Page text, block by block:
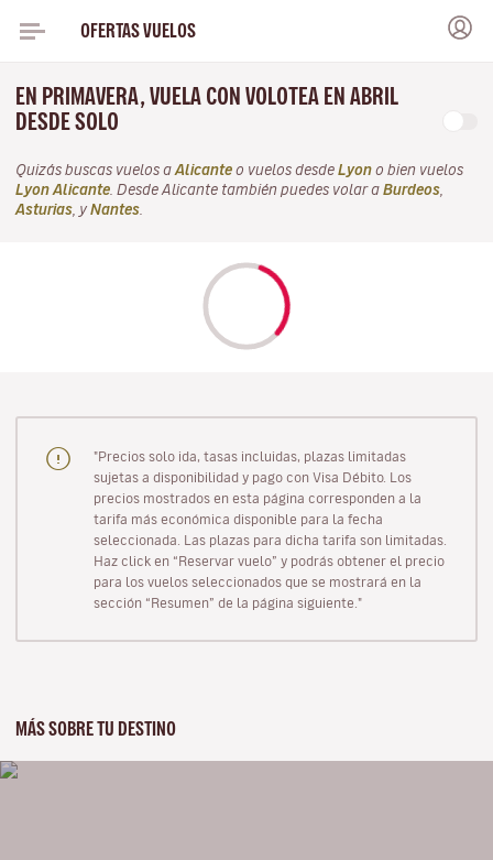
OFERTAS VUELOS
EN PRIMAVERA, VUELA CON VOLOTEA EN ABRIL
DESDE SOLO
Quizás buscas vuelos a Alicante o vuelos desde Lyon o bien vuelos
Lyon Alicante . Desde Alicante también puedes volar a Burdeos
Asturias , y Nantes
"Precios solo ida, tasas incluidas, plazas limitadas
sujetas a disponibilidad y pago con Visa Débito. Los
precios mostrados en esta página corresponden a la
tarifa más económica disponible para la fecha
seleccionada. Las plazas para dicha tarifa son limitadas.
Haz click en “Reservar vuelo” y podrás obtener el precio
para los vuelos seleccionados que se mostrará en la
sección “Resumen” de la página siguiente."
MÁS SOBRE TU DESTINO